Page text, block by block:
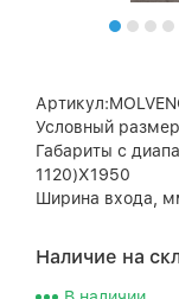
Условный
Габариты с
1120)X1950
Ширина входа,
Наличие на